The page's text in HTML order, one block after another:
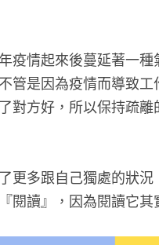
疫情起來後蔓延著一
管是因為疫情而導致
對方好，所以保持疏
更多跟自己獨處的狀
閱讀』，因為閱讀它其